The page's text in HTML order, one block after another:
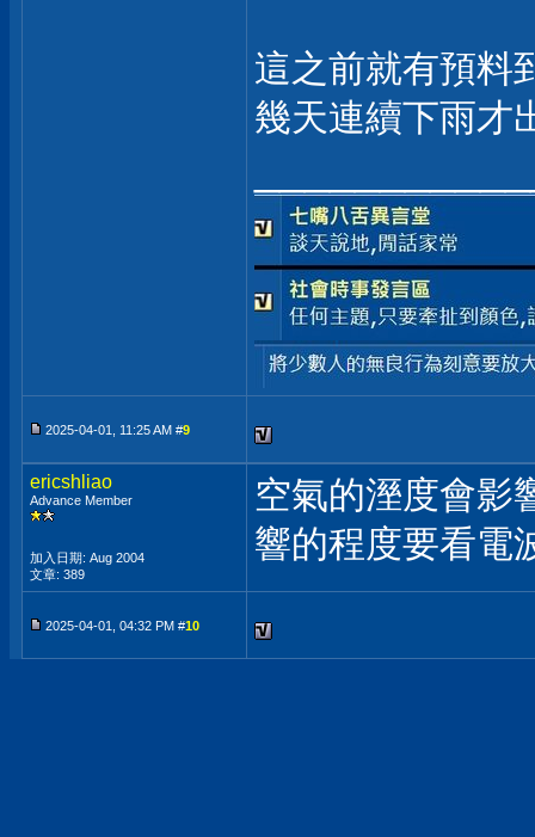
這之前就有預料
幾天連續下雨才
2025-04-01, 11:25 AM #9
ericshliao
Advance Member
加入日期: Aug 2004
文章: 389
空氣的溼度會影
響的程度要看電
2025-04-01, 04:32 PM #10